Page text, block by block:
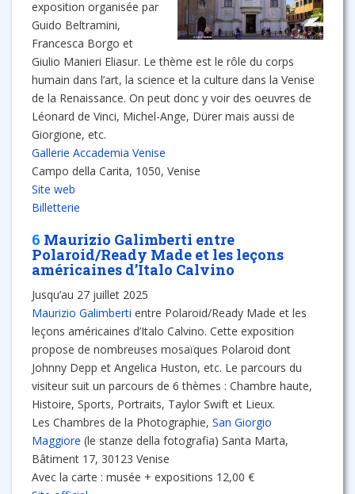
exposition organisée par
Guido Beltramini,
Francesca Borgo et
Giulio Manieri Eliasur. Le thème est le rôle du corps
humain dans l’art, la science et la culture dans la Venise
de la Renaissance. On peut donc y voir des oeuvres de
Léonard de Vinci, Michel-Ange, Dürer mais aussi de
Giorgione, etc.
Gallerie Accademia Venise
Campo della Carita, 1050, Venise
Site web
Billetterie
6 Maurizio Galimberti entre
Polaroid/Ready Made et les leçons
américaines d’Italo Calvino
Jusqu’au 27 juillet 2025
Maurizio Galimberti entre Polaroid/Ready Made et les
leçons américaines d’Italo Calvino. Cette exposition
propose de nombreuses mosaïques Polaroid dont
Johnny Depp et Angelica Huston, etc. Le parcours du
visiteur suit un parcours de 6 thèmes : Chambre haute,
Histoire, Sports, Portraits, Taylor Swift et Lieux.
Les Chambres de la Photographie, San Giorgio
Maggiore (le stanze della fotografia) Santa Marta,
Bâtiment 17, 30123 Venise
Avec la carte : musée + expositions 12,00 €